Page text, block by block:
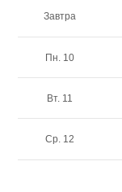
Завтра
Пн. 10
Вт. 11
Ср. 12